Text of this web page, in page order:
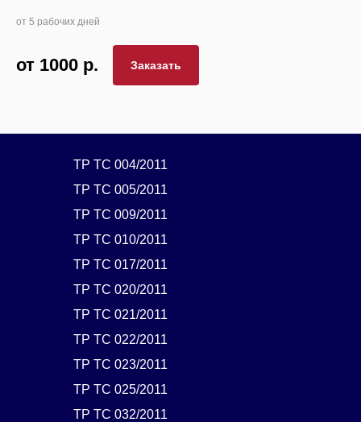
от 5 рабочих дней
от 1000 р. Заказать
ТР ТС 004/2011
ТР ТС 005/2011
ТР ТС 009/2011
ТР ТС 010/2011
ТР ТС 017/2011
ТР ТС 020/2011
ТР ТС 021/2011
ТР ТС 022/2011
ТР ТС 023/2011
ТР ТС 025/2011
ТР ТС 032/2011